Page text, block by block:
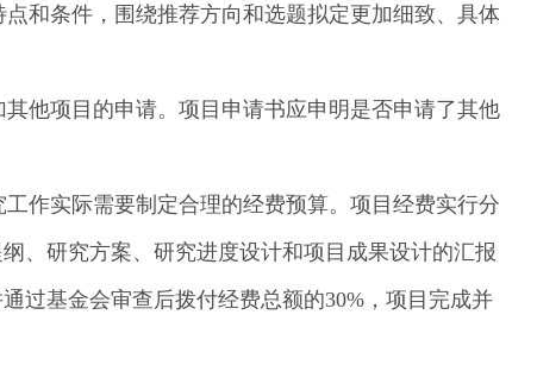
和条件，围绕推荐方向和选题拟定更加细致、具体
他项目的申请。项目申请书应申明是否申请了其他
作实际需要制定合理的经费预算。项目经费实行分
、研究方案、研究进度设计和项目成果设计的汇报
过基金会审查后拨付经费总额的30%，项目完成并